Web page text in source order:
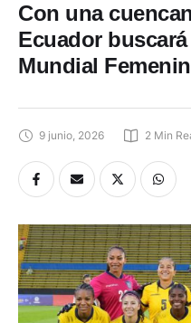
Con una
Ecuador
Mundial
9 junio, 2026 2 Min